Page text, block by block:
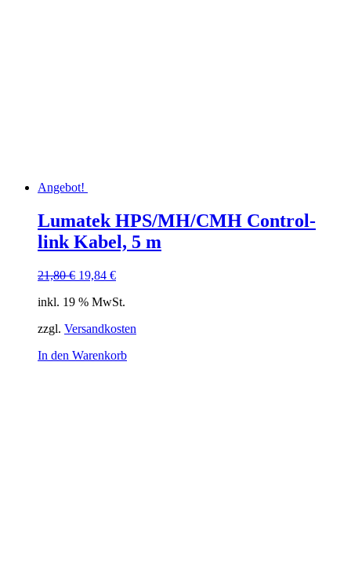
Angebot!
Lumatek HPS/MH/CMH Control-
link Kabel, 5 m
21,80€ Ursprünglicher
war:
19,84 €Aktueller
ist:
inkl. 19 % MwSt.
zzgl. Versandkosten
In den Warenkorb